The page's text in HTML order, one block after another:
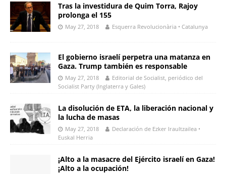
Tras la investidura de Quim Torra, Rajoy
prolonga el 155
May 27, 2018 Esquerra Revolucionària • Catalunya
El gobierno israelí perpetra una matanza en
Gaza. Trump también es responsable
May 27, 2018
Editorial de Socialist, periódico del
Socialist Party (Inglaterra y Gales)
La disolución de ETA, la liberación nacional y
la lucha de masas
May 27, 2018
Declaración de Ezker Iraultzailea •
Euskal Herria
¡Alto a la masacre del Ejército israelí en Gaza!
¡Alto a la ocupación!